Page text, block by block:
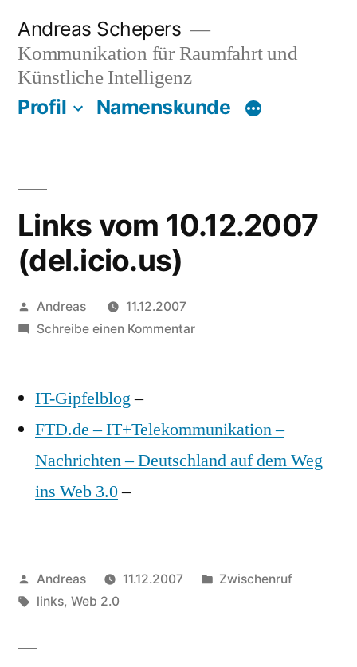
Inhalt
springen
Andreas Schepers
Kommunikation für Raumfahrt und
Künstliche Intelligenz
Profil Namenskunde
Links vom 10.12.2007
(del.icio.us)
Veröffentlicht
von
Andreas
11.12.2007
Schreibe einen Kommentarzu
IT-Gipfelblog–
FTD.de – IT+Telekommunikation –
Nachrichten – Deutschland auf dem Weg
ins Web 3.0–
Veröffentlicht
von
Andreas 11.12.2007
Veröffentlicht
Zwischenruf
Schlagwörter:
links, Web 2.0